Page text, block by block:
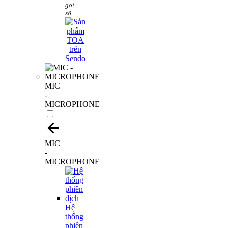
gọi
số
MIC
-
MICROPHONE
MIC
-
MICROPHONE
Hệ
thống
phiên